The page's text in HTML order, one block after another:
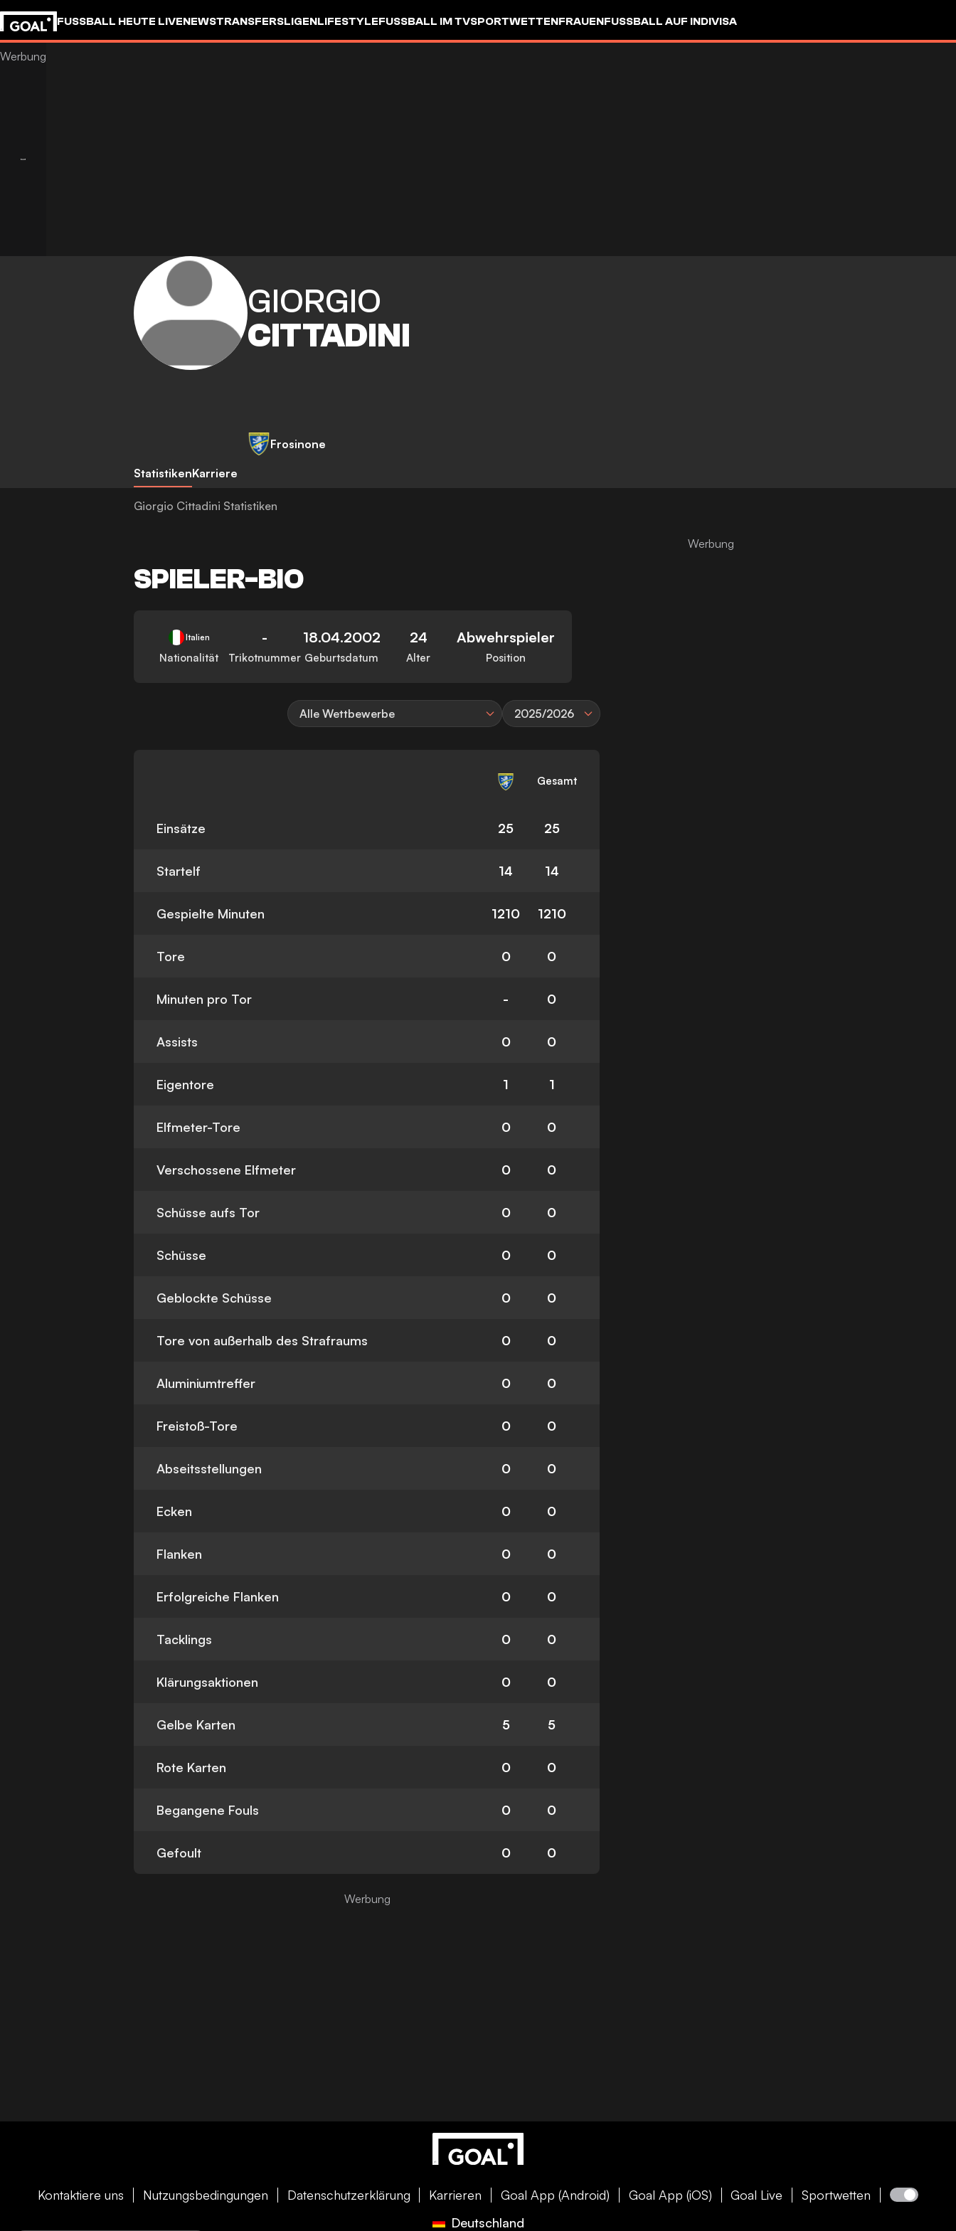
FUSSBALL HEUTE LIVENEWSTRANSFERSLIGENLIFESTYLEFUSSBALL IM TV SPORTWETTENFRAUENFUSSBALL AUF INDIVISA
GIORGIO
CITTADINI
Frosinone
StatistikenKarriere
Giorgio Cittadini Statistiken
SPIELER-BIO
Italien
Nationalität
-
Trikotnummer
18.04.2002
Geburtsdatum
24
Alter
Abwehrspieler
Position
Alle Wettbewerbe 2025/2026
Gesamt
Einsätze 25 25
Startelf 14 14
Gespielte Minuten 1210 1210
Tore 0 0
Minuten pro Tor - 0
Assists 0 0
Eigentore 1 1
Elfmeter-Tore 0 0
Verschossene Elfmeter 0 0
Schüsse aufs Tor 0 0
Schüsse 0 0
Geblockte Schüsse 0 0
Tore von außerhalb des Strafraums 0 0
Aluminiumtreffer 0 0
Freistoß-Tore 0 0
Abseitsstellungen 0 0
Ecken 0 0
Flanken 0 0
Erfolgreiche Flanken 0 0
Tacklings 0 0
Klärungsaktionen 0 0
Gelbe Karten 5 5
Rote Karten 0 0
Begangene Fouls 0 0
Gefoult 0 0
Kontaktiere uns Nutzungsbedingungen Datenschutzerklärung Karrieren Goal App (Android) Goal App (iOS) Goal Live
Sportwetten
Deutschland